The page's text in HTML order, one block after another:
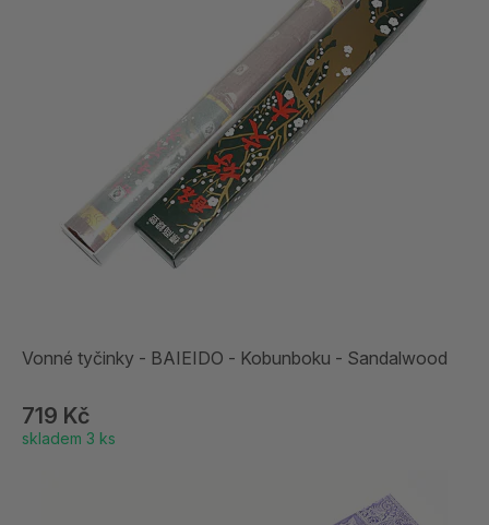
Vonné tyčinky - BAIEIDO - Kobunboku - Sandalwood
719 Kč
skladem 3 ks